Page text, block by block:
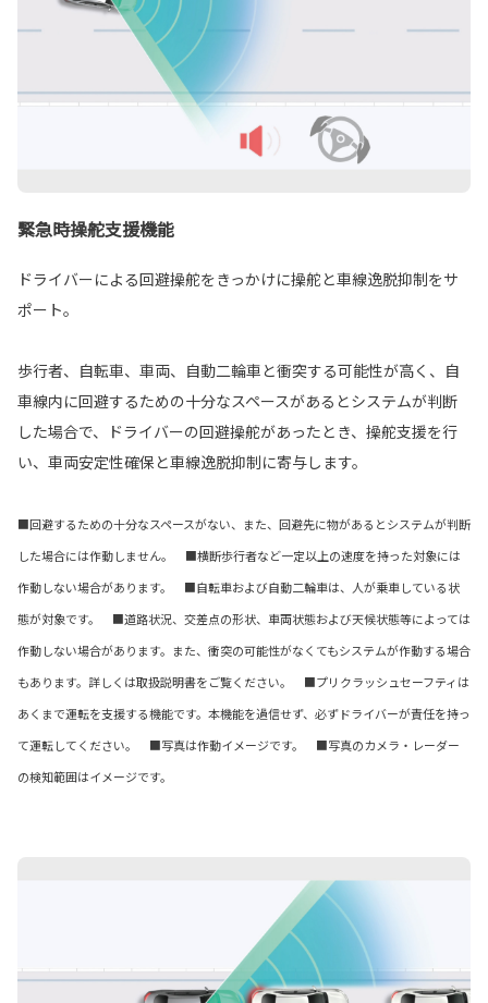
緊急時操舵支援機能
ドライバーによる回避操舵をきっかけに操舵と車線逸脱抑制をサ
ポート。
歩行者、自転車、車両、自動二輪車と衝突する可能性が高く、自
車線内に回避するための十分なスペースがあるとシステムが判断
した場合で、ドライバーの回避操舵があったとき、操舵支援を行
い、車両安定性確保と車線逸脱抑制に寄与します。
■回避するための十分なスペースがない、また、回避先に物があるとシステムが判断
した場合には作動しません。 ■横断歩行者など一定以上の速度を持った対象には
作動しない場合があります。 ■自転車および自動二輪車は、人が乗車している状
態が対象です。 ■道路状況、交差点の形状、車両状態および天候状態等によっては
作動しない場合があります。また、衝突の可能性がなくてもシステムが作動する場合
もあります。詳しくは取扱説明書をご覧ください。 ■プリクラッシュセーフティは
あくまで運転を支援する機能です。本機能を過信せず、必ずドライバーが責任を持っ
て運転してください。 ■写真は作動イメージです。 ■写真のカメラ・レーダー
の検知範囲はイメージです。